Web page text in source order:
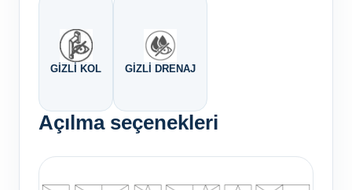
GIZLI KOL GIZLI DRENAJ
Açılma seçenekleri